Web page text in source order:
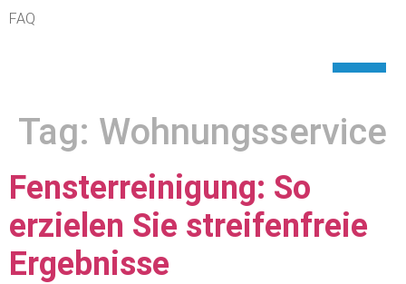
FAQ
Tag: Wohnungsservice
Fensterreinigung: So
erzielen Sie streifenfreie
Ergebnisse